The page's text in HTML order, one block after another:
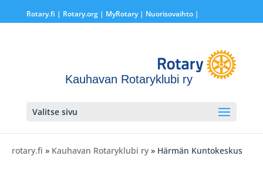
Rotary.fi | Rotary.org| MyRotary | Nuorisovaihto|
Kauhavan Rotaryklubi ry
Valitse sivu
rotary.fi » Kauhavan Rotaryklubi ry » Härmän Kuntokeskus